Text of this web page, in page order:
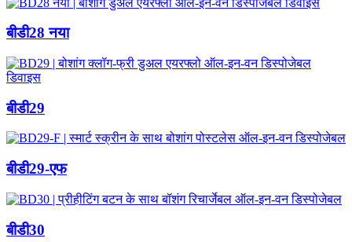
बीडी28 नया
बीडी29
बीडी29-एफ
बीडी30